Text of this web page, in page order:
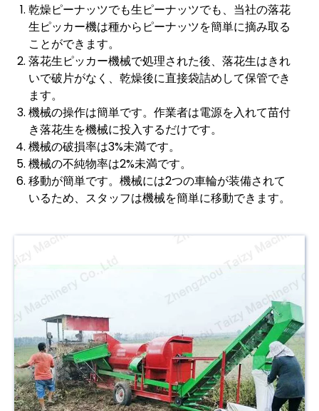
乾燥ピーナッツでも生ピーナッツでも、当社の落花
生ピッカー機は種からピーナッツを簡単に摘み取る
ことができます。
落花生ピッカー機械で処理された後、落花生はきれ
いで破片がなく、乾燥後に直接袋詰めして保管でき
ます。
機械の操作は簡単です。作業者は電源を入れて苗付
き落花生を機械に投入するだけです。
機械の破損率は3%未満です。
機械の不純物率は2%未満です。
移動が簡単です。機械には2つの車輪が装備されて
いるため、スタッフは機械を簡単に移動できます。